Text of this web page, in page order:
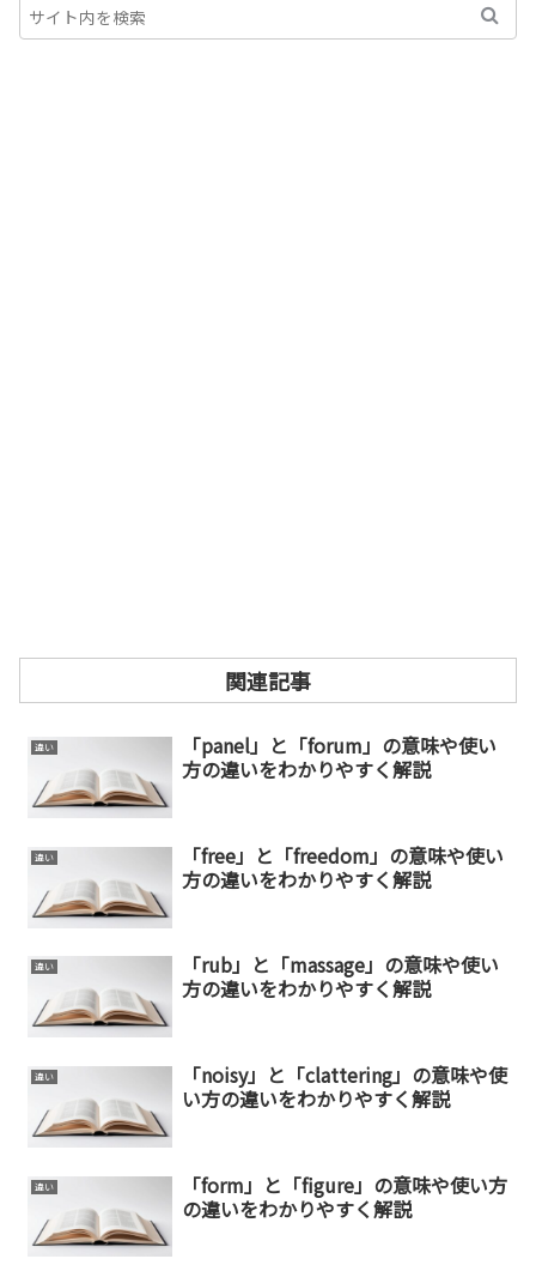
関連記事
違い
「panel」と「forum」の意味や使い
方の違いをわかりやすく解説
違い
「free」と「freedom」の意味や使い
方の違いをわかりやすく解説
違い
「rub」と「massage」の意味や使い
方の違いをわかりやすく解説
違い
「noisy」と「clattering」の意味や使
い方の違いをわかりやすく解説
違い
「form」と「figure」の意味や使い方
の違いをわかりやすく解説